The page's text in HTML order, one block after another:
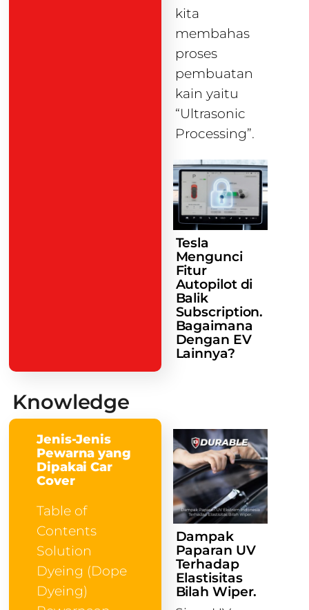
kita
membahas
proses
pembuatan
kain yaitu
“Ultrasonic
Processing”.
Tesla
Mengunci
Fitur
Autopilot di
Balik
Subscription.
Bagaimana
Dengan EV
Lainnya?
Knowledge
Jenis-Jenis
Pewarna yang
Dipakai Car
Cover
Table of
Contents
Solution
Dyeing (Dope
Dyeing)
Dampak
Paparan UV
Terhadap
Elastisitas
Bilah Wiper.